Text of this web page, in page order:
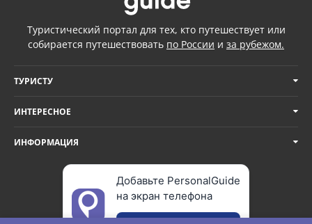
Туристический портал для тех, кто путешествует или
собирается путешествовать по России и за рубежом.
ТУРИСТУ
ИНТЕРЕСНОЕ
ИНФОРМАЦИЯ
Добавьте PersonalGuide
на экран телефона